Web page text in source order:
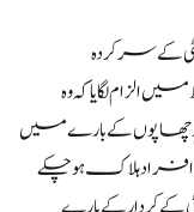
کے سرکردہ
لگایا کہ وہ
کے بارے میں
جس میں 40 سے زائد افراد ہلاک ہوچکے